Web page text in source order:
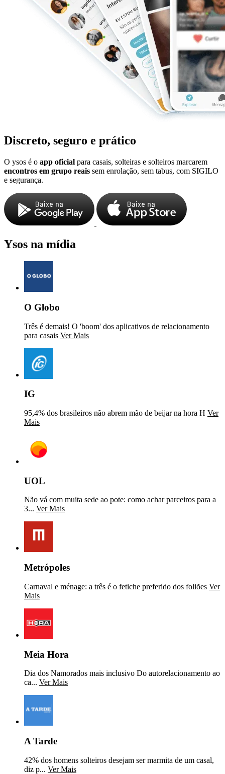
Discreto, seguro e prático
O ysos é o app oficial para casais, solteiras e solteiros marcarem
encontros em grupo reais sem enrolação, sem tabus, com SIGILO
e segurança.
Ysos na mídia
O Globo
Três é demais! O 'boom' dos aplicativos de relacionamento
para casais Ver Mais
IG
95,4% dos brasileiros não abrem mão de beijar na hora H Ver
Mais
UOL
Não vá com muita sede ao pote: como achar parceiros para a
3... Ver Mais
Metrópoles
Carnaval e ménage: a três é o fetiche preferido dos foliões Ver
Mais
Meia Hora
Dia dos Namorados mais inclusivo Do autorelacionamento ao
ca... Ver Mais
A Tarde
42% dos homens solteiros desejam ser marmita de um casal,
diz p... Ver Mais